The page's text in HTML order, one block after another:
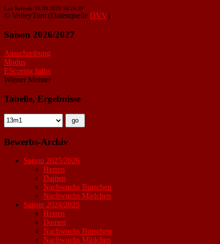
Last Refresh: 06.08.2026 16:24:39
© VolleyTom (Datenquelle ÖVV)
Saison 2026/2027
Ausschreibung
Modus
EScoring Infos
Wiener Meister
Tabelle, Ergebnisse
Bewerbs-Archiv
Saison 2025/2026
Herren
Damen
Nachwuchs Burschen
Nachwuchs Mädchen
Saison 2024/2025
Herren
Damen
Nachwuchs Burschen
Nachwuchs Mädchen